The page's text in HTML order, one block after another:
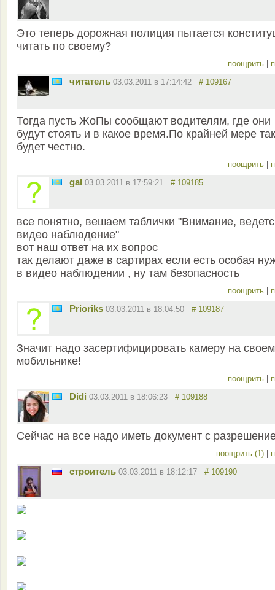
Это теперь дорожная полиция пытается
читать по своему?
поощрить
читатель 03.03.2011 в 17:14:42 # 109167
Тогда пусть ЖоПы сообщают водителям, где они
будут стоять и в какое время.По крайней мере так
будет честно.
поощрить
gal 03.03.2011 в 17:59:21 # 109185
все понятно, вешаем таблички "Внимание,
видео наблюдение"
вот наш ответ на их вопрос
так делают даже в сартирах если есть особая
в видео наблюдении , ну там безопасность
поощрить
Prioriks 03.03.2011 в 18:04:50 # 109187
Значит надо засертифицировать камеру на своем
мобильнике!
поощрить
Didi 03.03.2011 в 18:06:23 # 109188
Сейчас на все надо иметь документ с
поощрить (1)
строитель 03.03.2011 в 18:12:17 # 109190